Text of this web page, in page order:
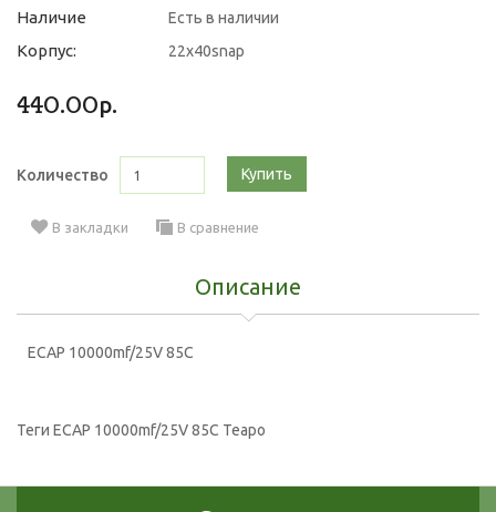
Наличие Есть в наличии
Корпус: 22х40snap
440.00р.
Количество Купить
В закладки В сравнение
Описание
ECAP 10000mf/25V 85C
Теги ECAP 10000mf/25V 85C Teapo